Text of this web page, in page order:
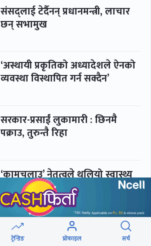
संसद्लाई टेर्दैनन् प्रधानमन्त्री, लाचार
छन् सभामुख
‘अस्थायी प्रकृतिको अध्यादेशले ऐनको
व्यवस्था विस्थापित गर्न सक्दैन’
सरकार-प्रसाईं लुकामारी : छिनमै
पक्राउ, तुरुन्तै रिहा
‘कामचलाउ’ नेतृत्वले थलियो स्वास्थ्य
क्षेत्र
पूर्णबहादुर-शेखर : पार्टी सभापति
ताक्थे, विभाजनको संघारमा
ट्रेन्डिङ प्रोफाइल सर्च